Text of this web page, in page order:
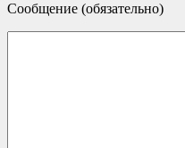
Сообщение (обязательно)